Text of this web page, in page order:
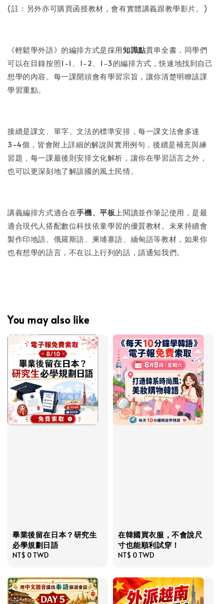
(註：另外亦可購買函授教材，會有實體講義跟教學影片。)
《輕鬆學外語》的編排方式是採用知識點貫串全書，同學們
可以在目錄按照1-1、1-2、1-3的編排方式，快速地找到自己
想學的內容。每一課開頭會有學習宗旨，讓你清楚明瞭該課
學習重點。
接續是課文、單字、文法的標準安排，每一課文法會多達
3~4個，皆會附上詳細的解說與實用例句，後續是補充與練
習題，每一課最後則安排文化解析，讓你在學習語言之外，
也可以更深刻地了解該國的風土民情。
講義編排方式適合在手機、平板上閱讀並作筆記使用，是最
適合現代人搭配數位科技依童學習的優質教材。未來持續會
製作印地語、俄羅斯語、柬埔寨語、緬甸語等教材，如果你
也有想學的語言，不在以上行列的話，請通知我們。
You may also like
畢業後留在日本？研究生
必學規劃日語
Regular
NT$ 0 TWD
在韓國買衣服，不會說尺
寸也能順利試穿！
Regular
NT$ 0 TWD